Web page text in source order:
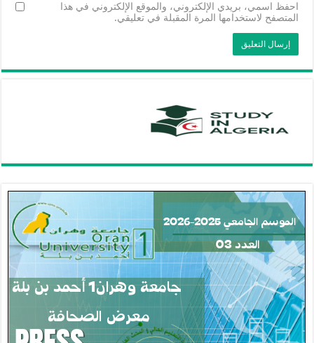
احفظ اسمي، بريدي الإلكتروني، والموقع الإلكتروني في هذا
المتصفح لاستخدامها المرة المقبلة في تعليقي.